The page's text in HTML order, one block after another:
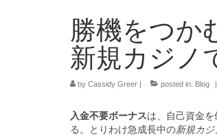
勝機をつか
新規カジノ
by Cassidy Greer | posted in: Blog |
入金不要ボーナスは、自己資金
る。とりわけ急成長中の新規カジ